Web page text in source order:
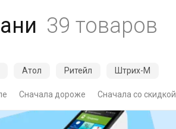
39 товаров
Атол Ритейл Штрих-М
Сначала дороже Сначала со скидкой